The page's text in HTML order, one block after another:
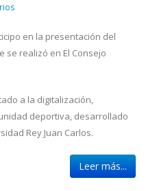
en la presentación del
se realizó en El Consejo
a la digitalización,
deportiva, desarrollado
Rey Juan Carlos.
Leer más...